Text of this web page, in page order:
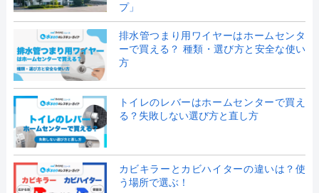
プ」
排水管つまり用ワイヤーはホームセンタ
ーで買える？ 種類・選び方と安全な使い
方
トイレのレバーはホームセンターで買え
る？失敗しない選び方と直し方
カビキラーとカビハイターの違いは？使
う場所で選ぶ！